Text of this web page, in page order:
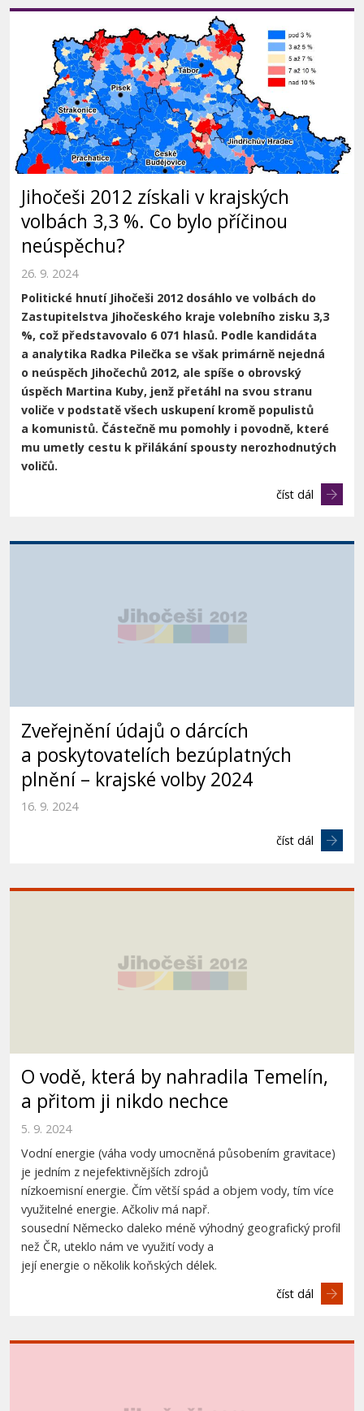
Jihočeši 2012 získali v krajských
volbách 3,3 %. Co bylo příčinou
neúspěchu?
26. 9. 2024
Politické hnutí Jihočeši 2012 dosáhlo ve volbách do
Zastupitelstva Jihočeského kraje volebního zisku 3,3
%, což představovalo 6 071 hlasů. Podle kandidáta
a analytika Radka Pilečka se však primárně nejedná
o neúspěch Jihočechů 2012, ale spíše o obrovský
úspěch Martina Kuby, jenž přetáhl na svou stranu
voličev podstatě všech uskupení kromě populistů
a komunistů. Částečně mu pomohly i povodně, které
mu umetly cestu k přilákání spousty nerozhodnutých
voličů.
číst dál
Zveřejnění údajů o dárcích
a poskytovatelích bezúplatných
plnění – krajské volby 2024
16. 9. 2024
číst dál
O vodě, která by nahradila Temelín,
a přitom ji nikdo nechce
5. 9. 2024
Vodní energie (váha vody umocněná působením gravitace)
je jedním z nejefektivnějších zdrojů
nízkoemisní energie. Čím větší spád a objem vody, tím více
využitelné energie. Ačkoliv má např.
sousední Německo daleko méně výhodný geografický profil
než ČR, uteklo nám ve využití vody a
její energie o několik koňských délek.
číst dál